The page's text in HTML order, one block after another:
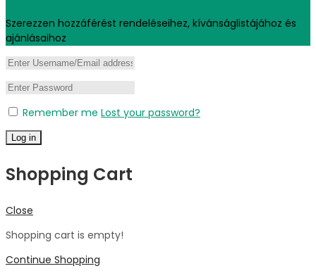
Szerezzen hozzáférést rendeléseihez, kívánságlistájához és
ajánlásaihoz
Remember me Lost your password?
Log in
Shopping Cart
Close
Shopping cart is empty!
Continue Shopping